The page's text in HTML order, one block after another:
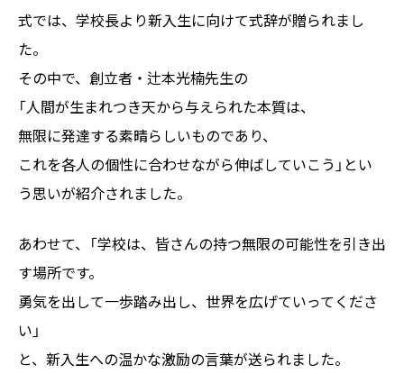
式では、学校長より新入生に向けて式辞が贈られまし
た。
その中で、創立者・辻本光楠先生の
「人間が生まれつき天から与えられた本質は、
無限に発達する素晴らしいものであり、
これを各人の個性に合わせながら伸ばしていこう」とい
う思いが紹介されました。
あわせて、「学校は、皆さんの持つ無限の可能性を引き出
す場所です。
勇気を出して一歩踏み出し、世界を広げていってくださ
い」
と、新入生への温かな激励の言葉が送られました。